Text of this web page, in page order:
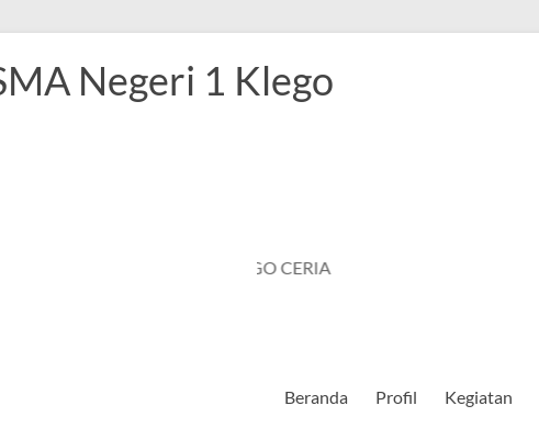
Negeri 1 Klego
Beranda Profil Kegiatan